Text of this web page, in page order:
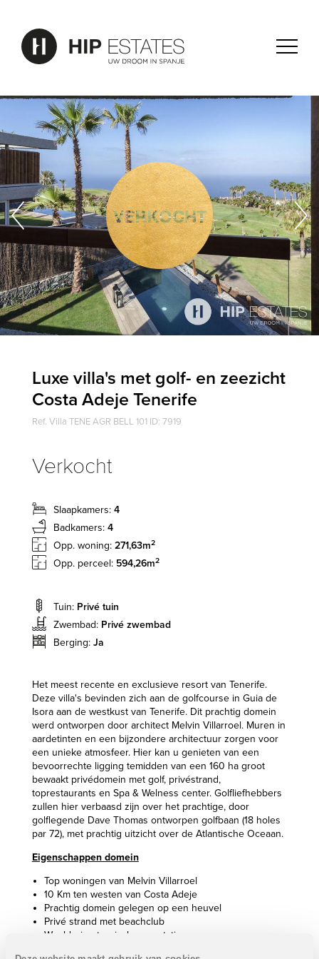
Luxe villa's met golf- en zeezicht
Costa Adeje Tenerife
Ref. Villa TENE AGR BELL 101 ID: 7919
Verkocht
Slaapkamers: 4
Badkamers: 4
Opp. woning: 271,63m2
Opp. perceel: 594,26m2
Tuin: Privé tuin
Zwembad: Privé zwembad
Berging: Ja
Het meest recente en exclusieve resort van Tenerife.
Deze villa's bevinden zich aan de golfcourse in Guia de
Isora aan de westkust van Tenerife. Dit prachtig domein
werd ontworpen door architect Melvin Villarroel. Muren in
aardetinten en een bijzondere architectuur zorgen voor
een unieke atmosfeer. Hier kan u genieten van een
bevoorrechte ligging temidden van een 160 ha groot
bewaakt privédomein met golf, privéstrand,
toprestaurants en Spa & Welness center. Golfliefhebbers
zullen hier verbaasd zijn over het prachtige, door
golflegende Dave Thomas ontworpen golfbaan (18 holes
par 72), met prachtig uitzicht over de Atlantische Oceaan.
Eigenschappen domein
Top woningen van Melvin Villarroel
10 Km ten westen van Costa Adeje
Prachtig domein gelegen op een heuvel
Privé strand met beachclub
Weelderige tropische vegetatie